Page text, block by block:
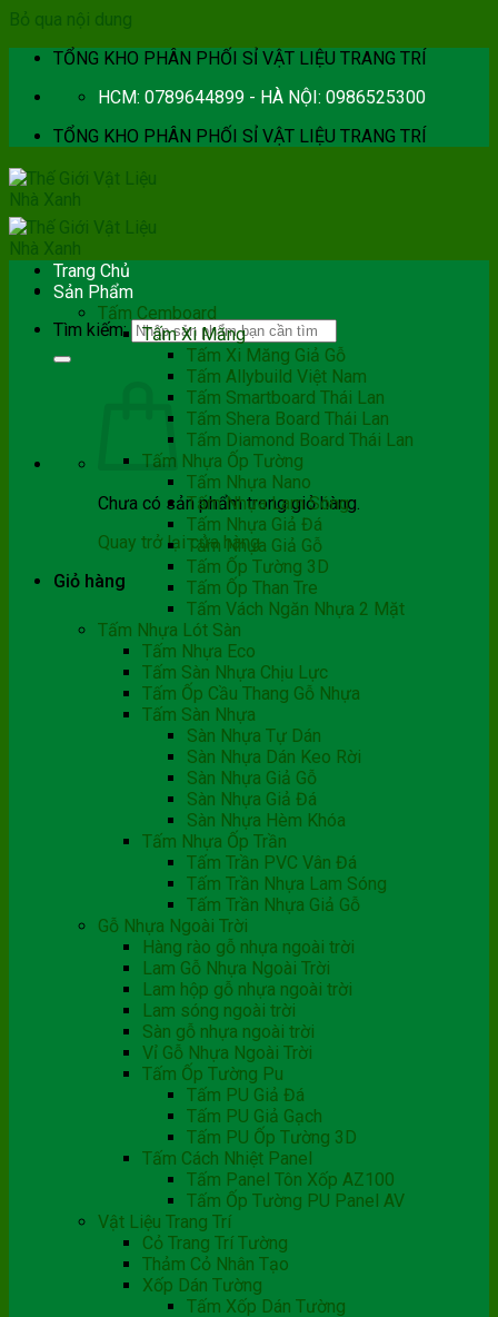
Bỏ qua nội dung
TỔNG KHO PHÂN PHỐI SỈ VẬT LIỆU TRANG TRÍ
HCM: 0789644899 - HÀ NỘI: 0986525300
TỔNG KHO PHÂN PHỐI SỈ VẬT LIỆU TRANG TRÍ
Tìm kiếm:
Chưa có sản phẩm trong giỏ hàng.
Quay trở lại cửa hàng
Giỏ hàng
Trang Chủ
Sản Phẩm
Tấm Cemboard
Tấm Xi Măng
Tấm Xi Măng Giả Gỗ
Tấm Allybuild Việt Nam
Tấm Smartboard Thái Lan
Tấm Shera Board Thái Lan
Tấm Diamond Board Thái Lan
Tấm Nhựa Ốp Tường
Tấm Nhựa Nano
Tấm Nhựa Lam Sóng
Tấm Nhựa Giả Đá
Tấm Nhựa Giả Gỗ
Tấm Ốp Tường 3D
Tấm Ốp Than Tre
Tấm Vách Ngăn Nhựa 2 Mặt
Tấm Nhựa Lót Sàn
Tấm Nhựa Eco
Tấm Sàn Nhựa Chịu Lực
Tấm Ốp Cầu Thang Gỗ Nhựa
Tấm Sàn Nhựa
Sàn Nhựa Tự Dán
Sàn Nhựa Dán Keo Rời
Sàn Nhựa Giả Gỗ
Sàn Nhựa Giả Đá
Sàn Nhựa Hèm Khóa
Tấm Nhựa Ốp Trần
Tấm Trần PVC Vân Đá
Tấm Trần Nhựa Lam Sóng
Tấm Trần Nhựa Giả Gỗ
Gỗ Nhựa Ngoài Trời
Hàng rào gỗ nhựa ngoài trời
Lam Gỗ Nhựa Ngoài Trời
Lam hộp gỗ nhựa ngoài trời
Lam sóng ngoài trời
Sàn gỗ nhựa ngoài trời
Vỉ Gỗ Nhựa Ngoài Trời
Tấm Ốp Tường Pu
Tấm PU Giả Đá
Tấm PU Giả Gạch
Tấm PU Ốp Tường 3D
Tấm Cách Nhiệt Panel
Tấm Panel Tôn Xốp AZ100
Tấm Ốp Tường PU Panel AV
Vật Liệu Trang Trí
Cỏ Trang Trí Tường
Thảm Cỏ Nhân Tạo
Xốp Dán Tường
Tấm Xốp Dán Tường